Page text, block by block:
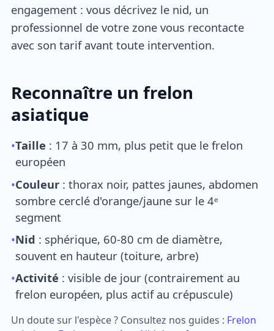
engagement : vous décrivez le nid, un
professionnel de votre zone vous recontacte
avec son tarif avant toute intervention.
Reconnaître un frelon
asiatique
•Taille : 17 à 30 mm, plus petit que le frelon
européen
•Couleur : thorax noir, pattes jaunes, abdomen
sombre cerclé d'orange/jaune sur le 4ᵉ
segment
•Nid : sphérique, 60-80 cm de diamètre,
souvent en hauteur (toiture, arbre)
•Activité : visible de jour (contrairement au
frelon européen, plus actif au crépuscule)
Un doute sur l'espèce ? Consultez nos guides : Frelon